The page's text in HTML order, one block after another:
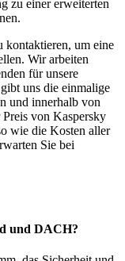
zu einer erweiterten
kontaktieren, um eine
Wir arbeiten
für unsere
uns die einmalige
und innerhalb von
von Kaspersky
wie die Kosten aller
Sie bei
und DACH?